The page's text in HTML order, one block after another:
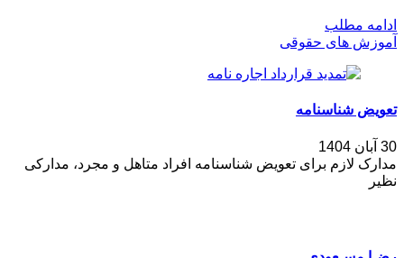
ادامه مطلب
آموزش های حقوقی
تعویض شناسنامه
30 آبان 1404
مدارک لازم برای تعویض شناسنامه افراد متاهل و مجرد، مدارکی
نظیر